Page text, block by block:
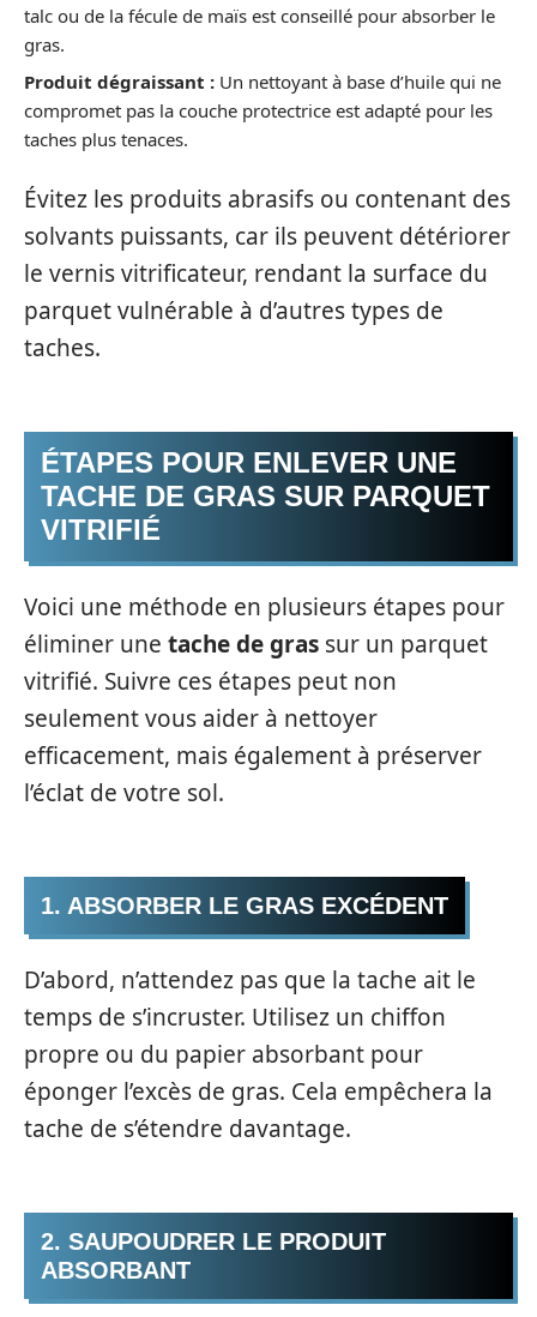
talc ou de la fécule de maïs est conseillé pour absorber le
gras.
Produit dégraissant : Un nettoyant à base d’huile qui ne
compromet pas la couche protectrice est adapté pour les
taches plus tenaces.
Évitez les produits abrasifs ou contenant des
solvants puissants, car ils peuvent détériorer
le vernis vitrificateur, rendant la surface du
parquet vulnérable à d’autres types de
taches.
ÉTAPES POUR ENLEVER UNE
TACHE DE GRAS SUR PARQUET
VITRIFIÉ
Voici une méthode en plusieurs étapes pour
éliminer une tache de gras sur un parquet
vitrifié. Suivre ces étapes peut non
seulement vous aider à nettoyer
efficacement, mais également à préserver
l’éclat de votre sol.
1. ABSORBER LE GRAS EXCÉDENT
D’abord, n’attendez pas que la tache ait le
temps de s’incruster. Utilisez un chiffon
propre ou du papier absorbant pour
éponger l’excès de gras. Cela empêchera la
tache de s’étendre davantage.
2. SAUPOUDRER LE PRODUIT
ABSORBANT